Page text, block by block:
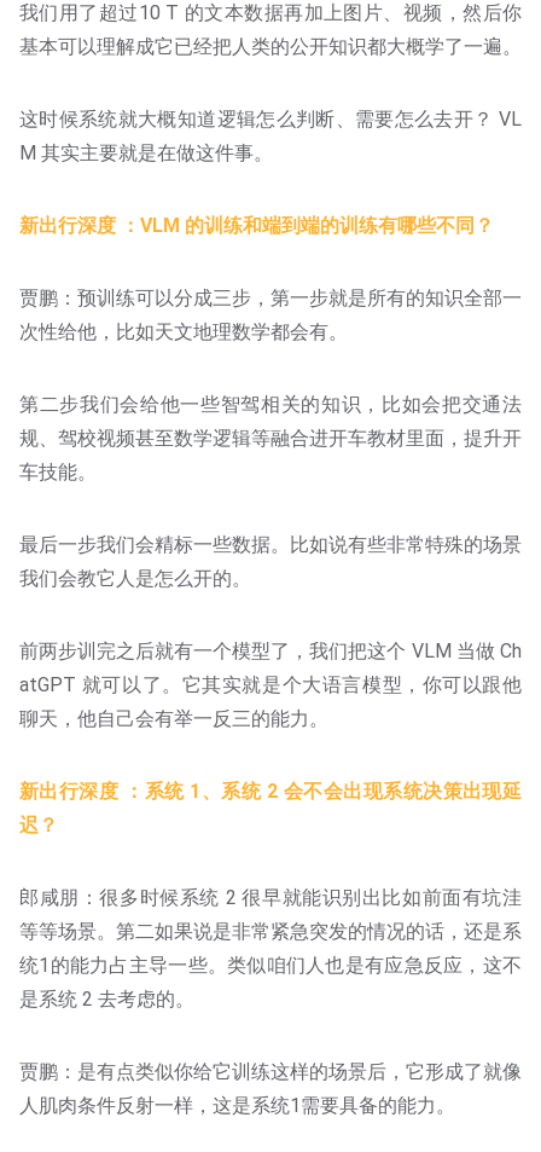
我们用了超过10 T 的文本数据再加上图片、视频，然后你
基本可以理解成它已经把人类的公开知识都大概学了一遍。
这时候系统就大概知道逻辑怎么判断、需要怎么去开？ VL
M 其实主要就是在做这件事。
新出行深度 ：VLM 的训练和端到端的训练有哪些不同？
贾鹏：预训练可以分成三步，第一步就是所有的知识全部一
次性给他，比如天文地理数学都会有。
第二步我们会给他一些智驾相关的知识，比如会把交通法
规、驾校视频甚至数学逻辑等融合进开车教材里面，提升开
车技能。
最后一步我们会精标一些数据。比如说有些非常特殊的场景
我们会教它人是怎么开的。
前两步训完之后就有一个模型了，我们把这个 VLM 当做 Ch
atGPT 就可以了。它其实就是个大语言模型，你可以跟他
聊天，他自己会有举一反三的能力。
新出行深度 ：系统 1、系统 2 会不会出现系统决策出现延
迟？
郎咸朋：很多时候系统 2 很早就能识别出比如前面有坑洼
等等场景。第二如果说是非常紧急突发的情况的话，还是系
统1的能力占主导一些。类似咱们人也是有应急反应，这不
是系统 2 去考虑的。
贾鹏：是有点类似你给它训练这样的场景后，它形成了就像
人肌肉条件反射一样，这是系统1需要具备的能力。